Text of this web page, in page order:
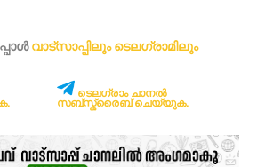
വാട്സാപ്പിലും ടെലഗ്രാമിലും
ടെലഗ്രാം ചാനൽ
സബ്സ്ക്രൈബ് ചെയ്യുക.